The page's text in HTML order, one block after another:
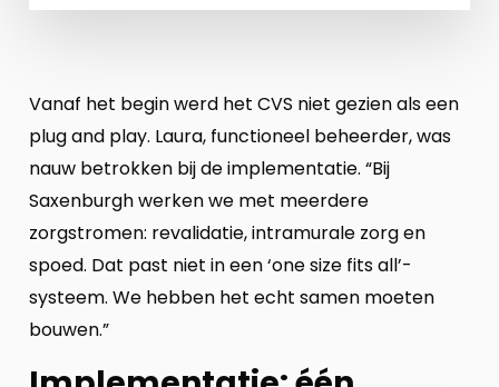
Vanaf het begin werd het CVS niet gezien als een
plug and play. Laura, functioneel beheerder, was
nauw betrokken bij de implementatie. “Bij
Saxenburgh werken we met meerdere
zorgstromen: revalidatie, intramurale zorg en
spoed. Dat past niet in een ‘one size fits all’-
systeem. We hebben het echt samen moeten
bouwen.”